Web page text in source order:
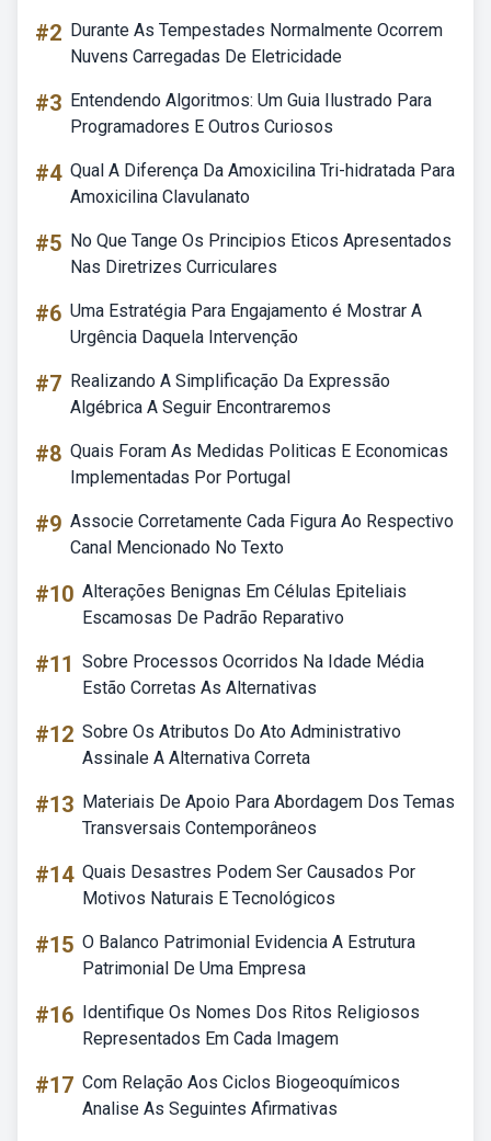
#2 Durante As Tempestades Normalmente Ocorrem
Nuvens Carregadas De Eletricidade
#3 Entendendo Algoritmos: Um Guia Ilustrado Para
Programadores E Outros Curiosos
#4 Qual A Diferença Da Amoxicilina Tri-hidratada Para
Amoxicilina Clavulanato
#5 No Que Tange Os Principios Eticos Apresentados
Nas Diretrizes Curriculares
#6 Uma Estratégia Para Engajamento é Mostrar A
Urgência Daquela Intervenção
#7 Realizando A Simplificação Da Expressão
Algébrica A Seguir Encontraremos
#8 Quais Foram As Medidas Politicas E Economicas
Implementadas Por Portugal
#9 Associe Corretamente Cada Figura Ao Respectivo
Canal Mencionado No Texto
#10 Alterações Benignas Em Células Epiteliais
Escamosas De Padrão Reparativo
#11 Sobre Processos Ocorridos Na Idade Média
Estão Corretas As Alternativas
#12 Sobre Os Atributos Do Ato Administrativo
Assinale A Alternativa Correta
#13 Materiais De Apoio Para Abordagem Dos Temas
Transversais Contemporâneos
#14 Quais Desastres Podem Ser Causados Por
Motivos Naturais E Tecnológicos
#15 O Balanco Patrimonial Evidencia A Estrutura
Patrimonial De Uma Empresa
#16 Identifique Os Nomes Dos Ritos Religiosos
Representados Em Cada Imagem
#17 Com Relação Aos Ciclos Biogeoquímicos
Analise As Seguintes Afirmativas